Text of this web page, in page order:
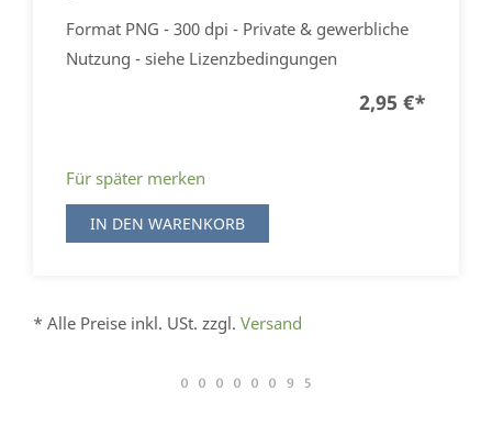
Format PNG - 300 dpi - Private & gewerbliche
Nutzung - siehe Lizenzbedingungen
2,95 €*
Für später merken
IN DEN WARENKORB
* Alle Preise inkl. USt. zzgl. Versand